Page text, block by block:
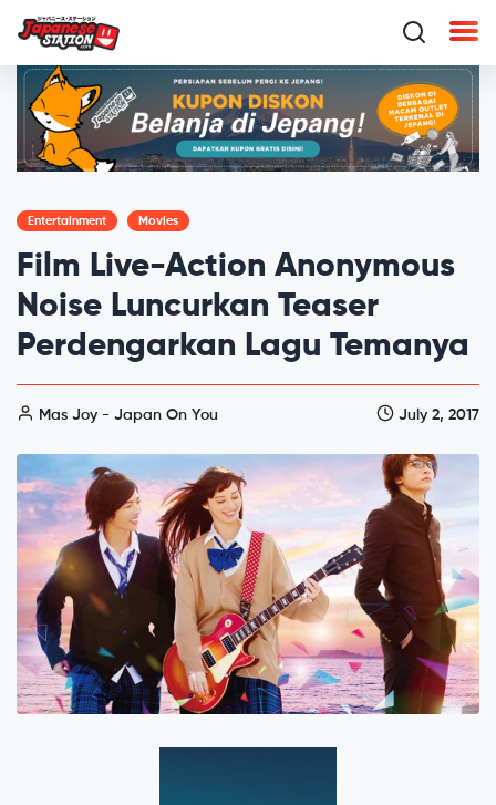
Entertainment Movies
Film Live-Action Anonymous
Noise Luncurkan Teaser
Perdengarkan Lagu Temanya
Mas Joy - Japan On You July 2, 2017